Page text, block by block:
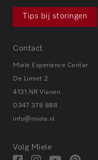
Tips bij storingen
Contact
Miele Experience Center
De Limiet 2
4131 NR Vianen
0347 378 888
info@miele.nl
Volg Miele